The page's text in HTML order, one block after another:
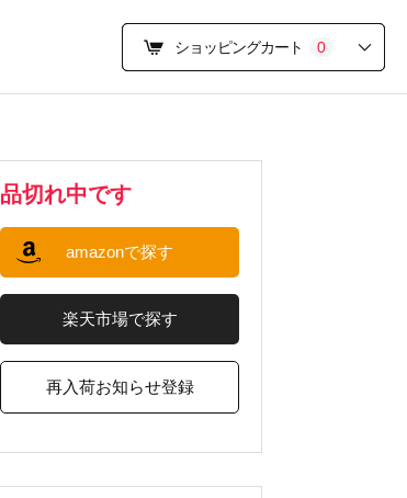
ショッピングカート 0
品切れ中です
amazonで探す
楽天市場で探す
再入荷お知らせ登録